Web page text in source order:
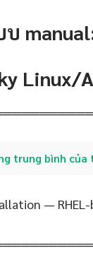
Linux/
trung bình của
— RHEL-